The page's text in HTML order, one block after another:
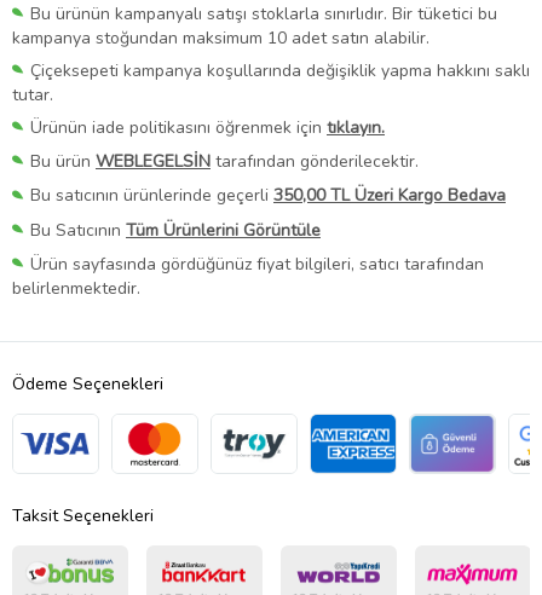
Bu ürünün kampanyalı satışı stoklarla sınırlıdır. Bir tüketici bu
kampanya stoğundan maksimum 10 adet satın alabilir.
Çiçeksepeti kampanya koşullarında değişiklik yapma hakkını saklı
tutar.
Ürünün iade politikasını öğrenmek için tıklayın.
Bu ürün WEBLEGELSİN tarafından gönderilecektir.
Bu satıcının ürünlerinde geçerli 350,00 TL Üzeri Kargo Bedava
Bu Satıcının Tüm Ürünlerini Görüntüle
Ürün sayfasında gördüğünüz fiyat bilgileri, satıcı tarafından
belirlenmektedir.
Ödeme Seçenekleri
Taksit Seçenekleri